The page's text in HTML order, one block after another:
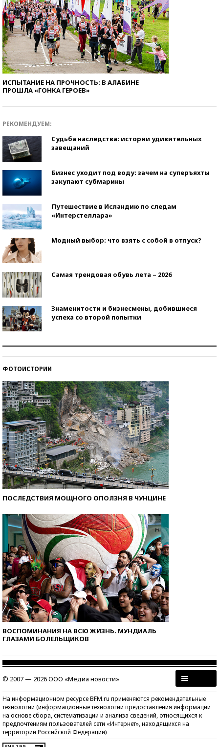
ИСПЫТАНИЕ НА ПРОЧНОСТЬ: В АЛАБИНЕ
ПРОШЛА «ГОНКА ГЕРОЕВ»
РЕКОМЕНДУЕМ:
Судьба наследства: истории удивительных
завещаний
Бизнес уходит под воду: зачем на суперъяхты
закупают субмарины
Путешествие в Исландию по следам
«Интерстеллара»
Модный выбор: что взять с собой в отпуск?
Самая трендовая обувь лета – 2026
Знаменитости и бизнесмены, добившиеся
успеха со второй попытки
ФОТОИСТОРИИ
ПОСЛЕДСТВИЯ МОЩНОГО ОПОЛЗНЯ В ЧУНЦИНЕ
ВОСПОМИНАНИЯ НА ВСЮ ЖИЗНЬ. МУНДИАЛЬ
ГЛАЗАМИ БОЛЕЛЬЩИКОВ
© 2007 — 2026 ООО «Медиа новости»
На информационном ресурсе BFM.ru применяются рекомендательные
технологии (информационные технологии предоставления информации
на основе сбора, систематизации и анализа сведений, относящихся к
предпочтениям пользователей сети «Интернет», находящихся на
территории Российской Федерации)